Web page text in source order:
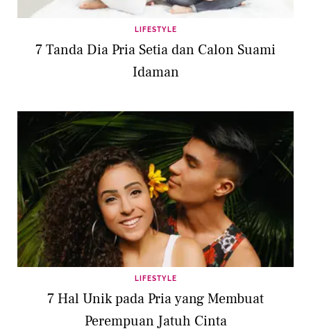
LIFESTYLE
7 Tanda Dia Pria Setia dan Calon Suami
Idaman
LIFESTYLE
7 Hal Unik pada Pria yang Membuat
Perempuan Jatuh Cinta